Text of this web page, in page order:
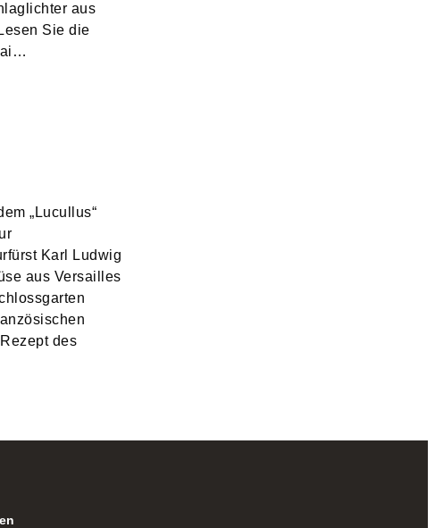
aus
Sie die
„Lucullus“
Karl Ludwig
aus Versailles
des